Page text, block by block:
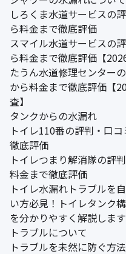
しろくま水道サービスの
ら料金まで徹底評価
スマイル水道サービスの
ら料金まで徹底評価【
たうん水道修理センター
から料金まで徹底評価【
査】
タンクからの水漏れ
トイレ110番の評判・口
徹底評価
トイレつまり解消隊の評
料金まで徹底評価
トイレ水漏れトラブルを
い方必見！トイレタンク
を分かりやすく解説します
トラブルについて
トラブルを未然に防ぐ方